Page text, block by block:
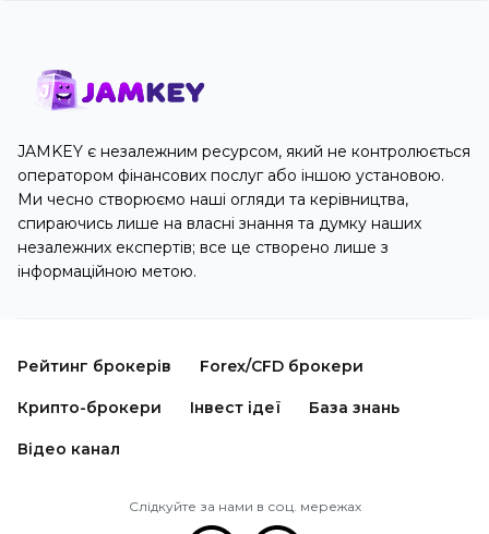
JAMKEY є незалежним ресурсом, який не контролюється
оператором фінансових послуг або іншою установою.
Ми чесно створюємо наші огляди та керівництва,
спираючись лише на власні знання та думку наших
незалежних експертів; все це створено лише з
інформаційною метою.
Рейтинг брокерів Forex/CFD брокери
Крипто-брокери Інвест ідеї База знань
Відео канал
Слідкуйте за нами в соц. мережах